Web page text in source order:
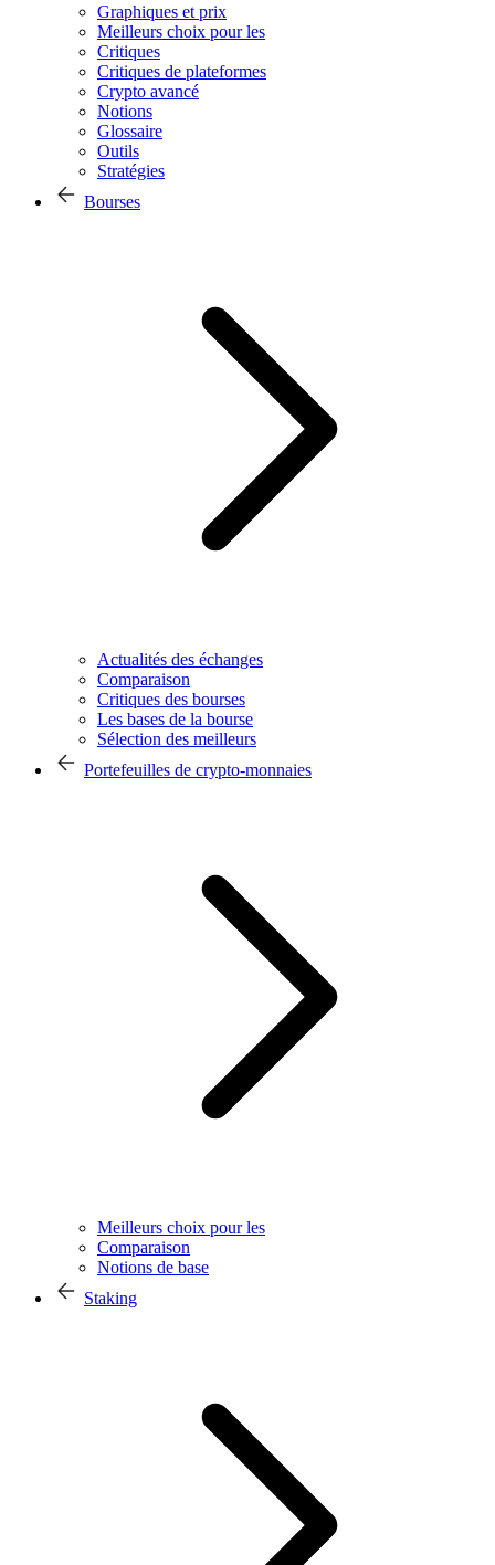
Graphiques et prix
Meilleurs choix pour les
Critiques
Critiques de plateformes
Crypto avancé
Notions
Glossaire
Outils
Stratégies
Bourses
Actualités des échanges
Comparaison
Critiques des bourses
Les bases de la bourse
Sélection des meilleurs
Portefeuilles de crypto-monnaies
Meilleurs choix pour les
Comparaison
Notions de base
Staking